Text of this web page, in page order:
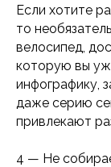
Если хотите
то
велосипед,
которую вы
инфографику,
даже серию
привлекают
4 — Не